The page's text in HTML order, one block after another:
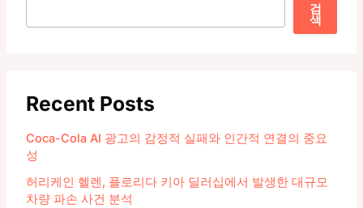
검
색
Recent Posts
Coca-Cola AI 광고의 감정적 실패와 인간적 연결의 중요
성
허리케인 헬렌, 플로리다 키아 딜러십에서 발생한 대규모
차량 파손 사건 분석